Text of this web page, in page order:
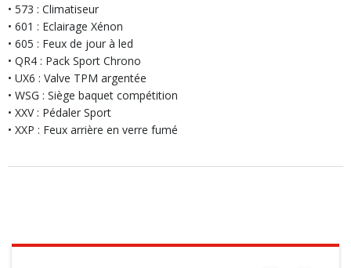
• 573 : Climatiseur
• 601 : Eclairage Xénon
• 605 : Feux de jour à led
• QR4 : Pack Sport Chrono
• UX6 : Valve TPM argentée
• WSG : Siège baquet compétition
• XXV : Pédaler Sport
• XXP : Feux arrière en verre fumé